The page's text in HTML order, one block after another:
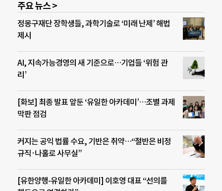
주요 뉴스 >
정몽구재단 장학생들, 과학기술로 ‘미래 난제’ 해법
제시
AI, 지속가능경영의 새 기준으로…기업들 ‘위험 관
리’
[화보] 최종 발표 앞둔 ‘유일한 아카데미’…조별 과제
막판 점검
커지는 공익 법률 수요, 기반은 취약…“절반은 비정
규직·나홀로 사무실”
[유한양행-유일한 아카데미] 이호영 대표 “선의를